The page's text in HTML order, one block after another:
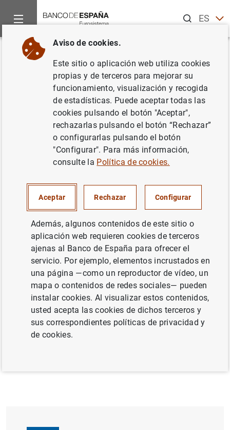
ESEN
Inicio Estadísticas
Volver
¿Qué significa que España
tenga una posición de inversión
internacional deudora?
Transcripción del vídeo (240KB )
Aviso de cookies.
Este sitio o aplicación web utiliza cookies
propias y de terceros para mejorar su
funcionamiento, visualización y recogida
de estadísticas. Puede aceptar todas las
cookies pulsando el botón "Aceptar",
rechazarlas pulsando el botón “Rechazar”
o configurarlas pulsando el botón
"Configurar". Para más información,
consulte la Política de cookies.
Aceptar Rechazar Configurar
Además, algunos contenidos de este sitio o
aplicación web requieren cookies de terceros
ajenas al Banco de España para ofrecer el
servicio. Por ejemplo, elementos incrustados en
una página —como un reproductor de vídeo, un
mapa o contenidos de redes sociales— pueden
instalar cookies. Al visualizar estos contenidos,
usted acepta las cookies de dichos terceros y
sus correspondientes políticas de privacidad y
de cookies.